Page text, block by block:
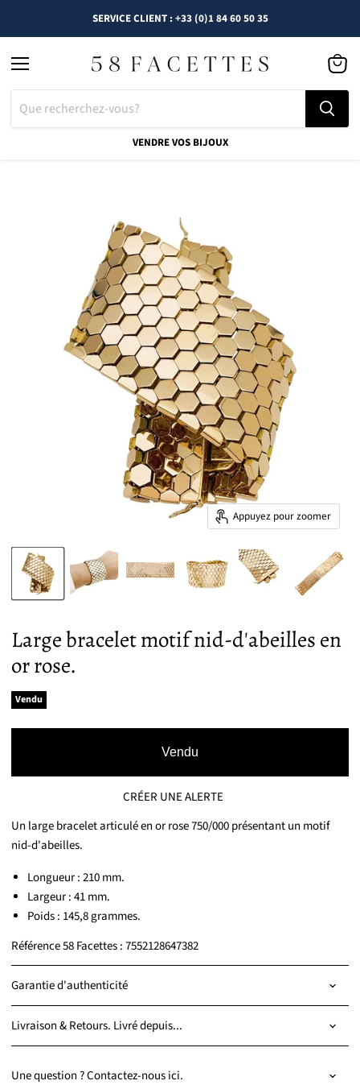
SERVICE CLIENT : +33 (0)1 84 60 50 35
VENDRE VOS BIJOUX
le
panier
Appuyez pour zoomer
Large bracelet motif nid-d'abeilles en
or rose.
Vendu
Vendu
CRÉER UNE ALERTE
Un large bracelet articulé en or rose 750/000 présentant un motif
nid-d'abeilles.
Longueur : 210 mm.
Largeur : 41 mm.
Poids : 145,8 grammes.
Référence 58 Facettes : 7552128647382
Garantie d'authenticité
Livraison & Retours. Livré depuis...
Une question ? Contactez-nous ici.